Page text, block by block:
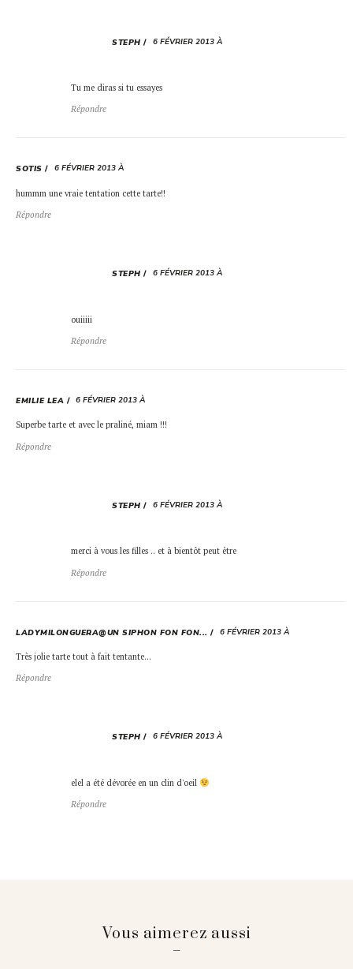
STEPH 6 FÉVRIER 2013 À
Tu me diras si tu essayes
Répondre
SOTIS 6 FÉVRIER 2013 À
hummm une vraie tentation cette tarte!!
Répondre
STEPH 6 FÉVRIER 2013 À
ouiiiii
Répondre
EMILIE LEA 6 FÉVRIER 2013 À
Superbe tarte et avec le praliné, miam !!!
Répondre
STEPH 6 FÉVRIER 2013 À
merci à vous les filles .. et à bientôt peut être
Répondre
LADYMILONGUERA@UN SIPHON FON FON... 6 FÉVRIER 2013 À
Très jolie tarte tout à fait tentante…
Répondre
STEPH 6 FÉVRIER 2013 À
elel a été dévorée en un clin d'oeil
Répondre
Vous aimerez aussi